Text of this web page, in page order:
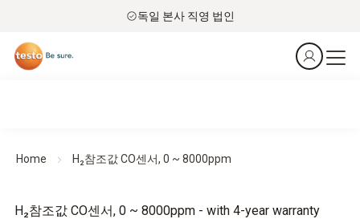
독일 본사 직영 법인
Home H₂참조값 CO센서, 0 ~ 8000ppm
H₂참조값 CO센서, 0 ~ 8000ppm - with 4-year warranty